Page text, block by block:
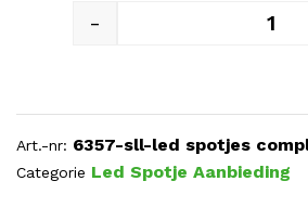
LED
-
Art.-nr: 6357-sll-led spotjes
Categorie Led Spotje Aanbieding